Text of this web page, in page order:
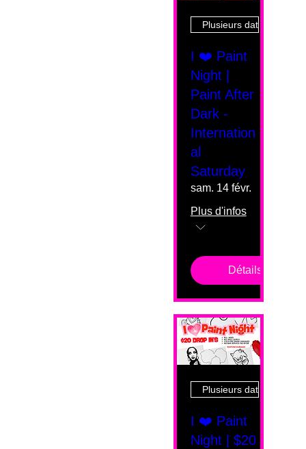
Plusieurs dates
I ❤️ Paint
Night |
Paint After
Dark -
Internation
al
Saturday
sam. 14 févr.
Plus d'infos
Détails
Plusieurs dates
I ❤️ Paint
Night | $20